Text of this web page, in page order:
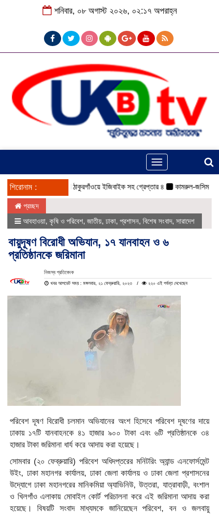
শনিবার, ০৮ অগাস্ট ২০২৬, ০২:১৭ অপরাহ্ন
Toggle
navigation
শিরোনাম : ঠাকুরগাঁওয়ে ইজিবাইক সহ গ্রেপ্তার ৪ কামরুল-জসিম
প্রচ্ছদ
আবহাওয়া, কৃষি ও পরিবেশ, জাতীয়, ঢাকা, প্রশাসন, বিশেষ সংবাদ, সারাদেশ
বায়ুদূষণ বিরোধী অভিযান, ১৭ যানবাহন ও ৬
প্রতিষ্ঠানকে জরিমানা
নিজস্ব প্রতিবেদক
খবর আপডেট সময় : মঙ্গলবার, ২১ ফেব্রুয়ারি, ২০২৩ ২২০ এই পর্যন্ত দেখেছেন
পরিবেশ দূষণ বিরোধী চলমান অভিযানের অংশ হিসেবে পরিবেশ দূষণের দায়ে
ঢাকায় ১৭টি যানবাহনকে ৪১ হাজার ৯০০ টাকা এবং ৬টি প্রতিষ্ঠানকে ৩৪
হাজার টাকা জরিমানা ধার্য করে আদায় করা হয়েছে।
সোমবার (২০ ফেব্রুয়ারি) পরিবেশ অধিদপ্তরের মনিটরিং অ্যান্ড এনফোর্সমেন্ট
উইং, ঢাকা মহানগর কার্যালয়, ঢাকা জেলা কার্যালয় ও ঢাকা জেলা প্রশাসনের
উদ্যোগে ঢাকা মহানগরের মানিকমিয়া অ্যাভিনিউ, উত্তরা, যাত্রাবাড়ী, বংশাল
ও খিলগাঁও এলাকায় মোবাইল কোর্ট পরিচালনা করে এই জরিমানা আদায় করা
হয়েছে। বিষয়টি সংবাদ মাধ্যমকে জানিয়েছেন পরিবেশ, বন ও জলবায়ু